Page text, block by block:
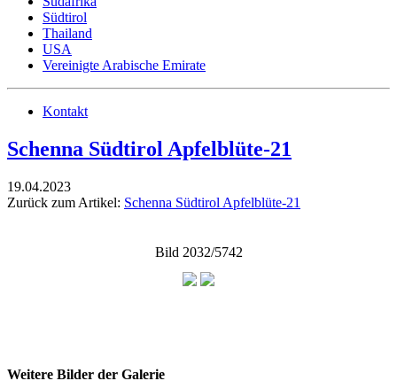
Südtirol
Thailand
USA
Vereinigte Arabische Emirate
Kontakt
Schenna Südtirol Apfelblüte-21
19.04.2023
Zurück zum Artikel: Schenna Südtirol Apfelblüte-21
Bild 2032/5742
Weitere Bilder der Galerie